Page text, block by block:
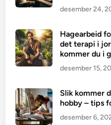
desember 24,
Hagearbeid
det terapi i
kommer du i
desember 15,
Slik kommer
hobby – tips
desember 6,